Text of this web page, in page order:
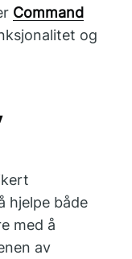
Command
og
hjelpe både
med å
av